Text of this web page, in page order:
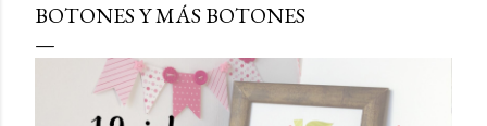
BOTONES Y MÁS BOTONES